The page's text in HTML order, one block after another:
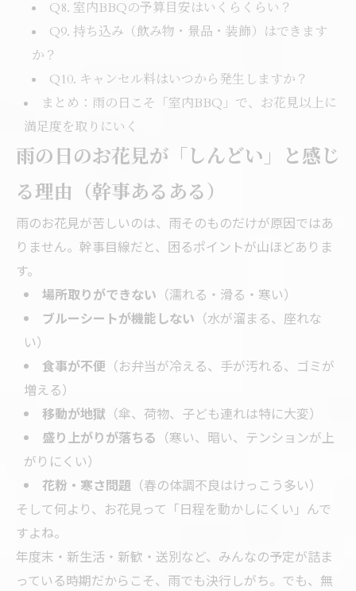
Q8. 室内BBQの予算目安はいくらくらい？
Q9. 持ち込み（飲み物・景品・装飾）はできます
か？
Q10. キャンセル料はいつから発生しますか？
まとめ：雨の日こそ「室内BBQ」で、お花見以上に
満足度を取りにいく
雨の日のお花見が「しんどい」と感じ
る理由（幹事あるある）
雨のお花見が苦しいのは、雨そのものだけが原因ではあ
りません。幹事目線だと、困るポイントが山ほどありま
す。
場所取りができない （濡れる・滑る・寒い）
ブルーシートが機能しない （水が溜まる、座れな
い）
食事が不便 （お弁当が冷える、手が汚れる、ゴミが
増える）
移動が地獄 （傘、荷物、子ども連れは特に大変）
盛り上がりが落ちる （寒い、暗い、テンションが上
がりにくい）
花粉・寒さ問題 （春の体調不良はけっこう多い）
そして何より、お花見って「日程を動かしにくい」んで
すよね。
年度末・新生活・新歓・送別など、みんなの予定が詰ま
っている時期だからこそ、雨でも決行しがち。でも、無